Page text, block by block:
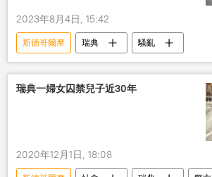
2023年8月4日, 15:42
斯德哥爾摩 瑞典 騷亂
瑞典一婦女囚禁兒子近30年
2020年12月1日, 18:08